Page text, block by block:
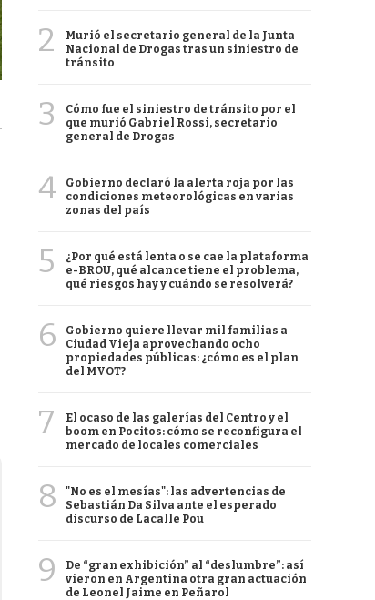
2
Murió el secretario general de la Junta
Nacional de Drogas tras un siniestro de
tránsito
3
Cómo fue el siniestro de tránsito por el
que murió Gabriel Rossi, secretario
general de Drogas
4
Gobierno declaró la alerta roja por las
condiciones meteorológicas en varias
zonas del país
5
¿Por qué está lenta o se cae la plataforma
e-BROU, qué alcance tiene el problema,
qué riesgos hay y cuándo se resolverá?
6
Gobierno quiere llevar mil familias a
Ciudad Vieja aprovechando ocho
propiedades públicas: ¿cómo es el plan
del MVOT?
7
El ocaso de las galerías del Centro y el
boom en Pocitos: cómo se reconfigura el
mercado de locales comerciales
8
"No es el mesías": las advertencias de
Sebastián Da Silva ante el esperado
discurso de Lacalle Pou
9
De “gran exhibición” al “deslumbre”: así
vieron en Argentina otra gran actuación
de Leonel Jaime en Peñarol